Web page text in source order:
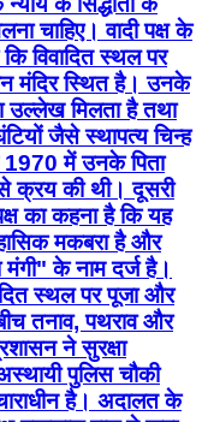
चाहिए। वादी पक्ष के
विवादित स्थल पर
मंदिर स्थित है। उनके
उल्लेख मिलता है तथा
जैसे स्थापत्य चिन्ह
1970 में उनके पिता
से क्रय की थी। दूसरी
का कहना है कि यह
मकबरा है और
के नाम दर्ज है।
स्थल पर पूजा और
तनाव, पथराव और
ने सुरक्षा
पुलिस चौकी
है। अदालत के